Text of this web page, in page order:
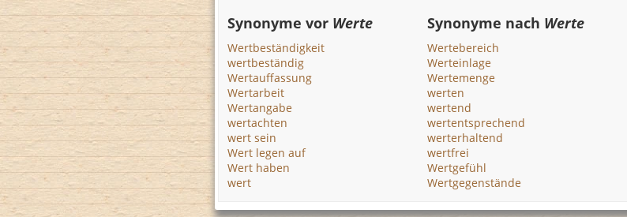
Synonyme vor Werte
Wertbeständigkeit
wertbeständig
Wertauffassung
Wertarbeit
Wertangabe
wertachten
wert sein
Wert legen auf
Wert haben
wert
Synonyme nach Werte
Wertebereich
Werteinlage
Wertemenge
werten
wertend
wertentsprechend
werterhaltend
wertfrei
Wertgefühl
Wertgegenstände